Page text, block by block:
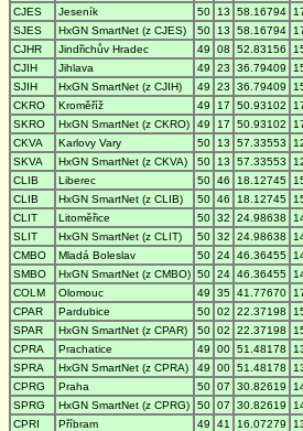
CJES
Jeseník 50 13 58.16794
SJES
HxGN SmartNet (z CJES) 50 13 58.16794
CJHR
Jindřichův Hradec 49 08 52.83156
CJIH
Jihlava 49 23 36.79409
SJIH
HxGN SmartNet (z CJIH) 49 23 36.79409
CKRO
Kroměříž 49 17 50.93102
SKRO
HxGN SmartNet (z CKRO) 49 17 50.93102
CKVA
Karlovy Vary 50 13 57.33553
SKVA
HxGN SmartNet (z CKVA) 50 13 57.33553
CLIB
Liberec 50 46 18.12745
CLIB
HxGN SmartNet (z CLIB) 50 46 18.12745
CLIT
Litoměřice 50 32 24.98638
SLIT
HxGN SmartNet (z CLIT) 50 32 24.98638
CMBO
Mladá Boleslav 50 24 46.36455
SMBO
HxGN SmartNet (z CMBO) 50 24 46.36455
COLM
Olomouc 49 35 41.77670
CPAR
Pardubice 50 02 22.37198
SPAR
HxGN SmartNet (z CPAR) 50 02 22.37198
CPRA
Prachatice 49 00 51.48178
SPRA
HxGN SmartNet (z CPRA) 49 00 51.48178
CPRG
Praha 50 07 30.82619
SPRG
HxGN SmartNet (z CPRG) 50 07 30.82619
CPRI
Příbram 49 41 16.07279